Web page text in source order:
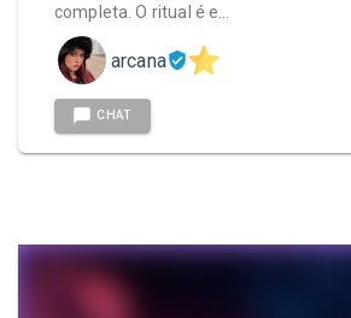
completa. O ritual é e…
arcana
CHAT